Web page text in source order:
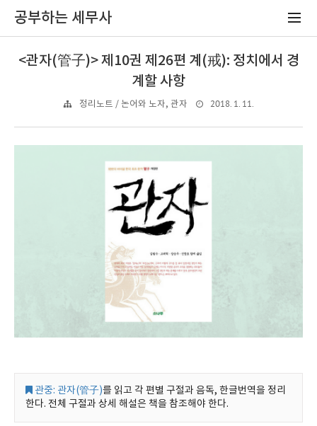
공부하는 세무사
<관자(管子)> 제10권 제26편 계(戒): 정치에서 경
계할 사항
정리노트 / 논어와 노자, 관자 2018. 1. 11.
관중: 관자(管子)를 읽고 각 편별 구절과 음독, 한글번역을 정리
한다. 전체 구절과 상세 해설은 책을 참조해야 한다.